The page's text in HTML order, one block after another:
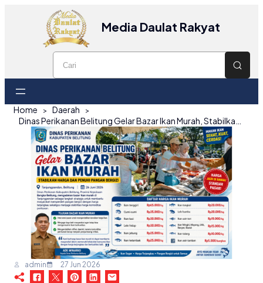
Media Daulat Rakyat
Home
Daerah
admin 27 Jun 2026